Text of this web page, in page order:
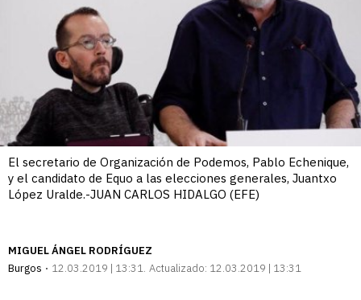
El secretario de Organización de Podemos, Pablo Echenique,
y el candidato de Equo a las elecciones generales, Juantxo
López Uralde.-JUAN CARLOS HIDALGO (EFE)
MIGUEL ÁNGEL RODRÍGUEZ
Burgos
12.03.2019 | 13:31 Actualizado: 12.03.2019 | 13:31